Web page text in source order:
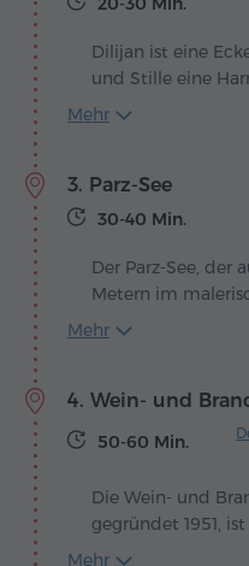
Dilijan ist eine
und Stille eine
Besucher in ihren
Tals des Aghstev-
Kiefernduft und
wunderschöne, in
zahlreiche
Mehr
3. Parz-See
30-40 Min.
Der Parz-See, der
Metern im
liegt, ist einer der
durch seine
Natur. Die ruhige
dichten Wälder
und Gelassenheit.
Mehr
4. Wein- und
50-60 Min.
Die Wein- und
gegründet 1951,
der armenischen
Mehr